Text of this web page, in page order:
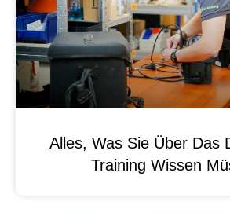
Alles, Was Sie Über Das
Training Wissen